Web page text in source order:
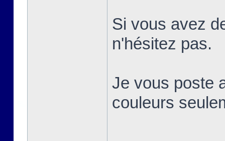
Si vous avez
n'hésitez pas.
Je vous poste
couleurs